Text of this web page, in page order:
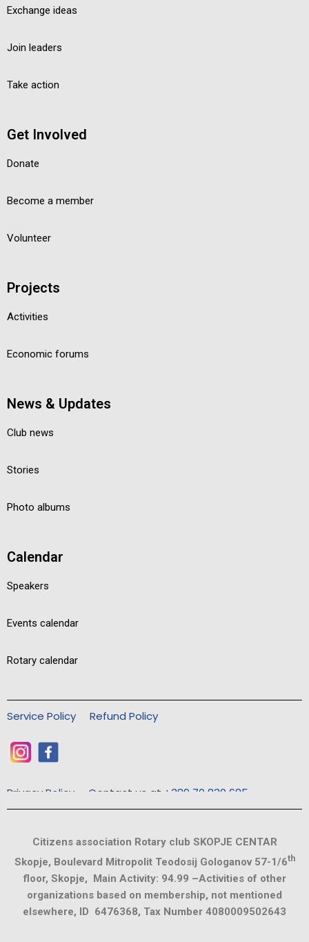
Exchange ideas
Join leaders
Take action
Get Involved
Donate
Become a member
Volunteer
Projects
Activities
Economic forums
News & Updates
Club news
Stories
Photo albums
Calendar
Speakers
Events calendar
Rotary calendar
Service Policy Refund Policy
Privacy Policy Contact us at +389 70 830 685
Citizens association Rotary club SKOPJE CENTAR
Skopje, Boulevard Mitropolit Teodosij Gologanov 57-1/6th
floor, Skopje, Main Activity: 94.99 –Activities of other
organizations based on membership, not mentioned
elsewhere, ID 6476368, Tax Number 4080009502643